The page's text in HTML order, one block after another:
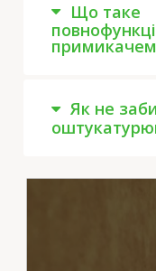
Що таке
Як не